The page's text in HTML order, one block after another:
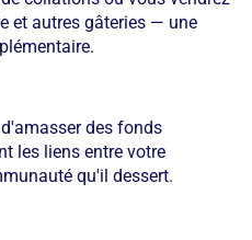
et autres gâteries — une
des fonds
les liens entre votre
qu'il dessert.